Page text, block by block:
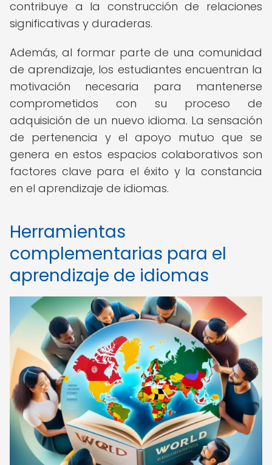
contribuye a la construcción de relaciones
significativas y duraderas.
Además, al formar parte de una comunidad
de aprendizaje, los estudiantes encuentran la
motivación necesaria para mantenerse
comprometidos con su proceso de
adquisición de un nuevo idioma. La sensación
de pertenencia y el apoyo mutuo que se
genera en estos espacios colaborativos son
factores clave para el éxito y la constancia
en el aprendizaje de idiomas.
Herramientas
complementarias para el
aprendizaje de idiomas